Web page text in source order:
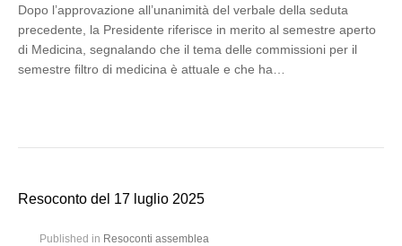
Dopo l’approvazione all’unanimità del verbale della seduta
precedente, la Presidente riferisce in merito al semestre aperto
di Medicina, segnalando che il tema delle commissioni per il
semestre filtro di medicina è attuale e che ha…
Resoconto del 17 luglio 2025
Published in Resoconti assemblea